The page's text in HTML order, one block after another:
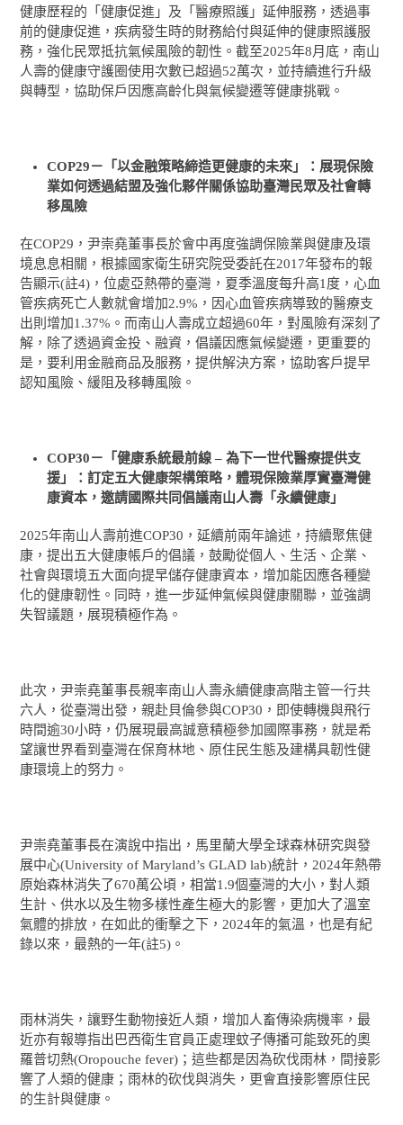
健康歷程的「健康促進」及「醫療照護」延伸服務，透過事
前的健康促進，疾病發生時的財務給付與延伸的健康照護服
務，強化民眾抵抗氣候風險的韌性。截至2025年8月底，南山
人壽的健康守護圈使用次數已超過52萬次，並持續進行升級
與轉型，協助保戶因應高齡化與氣候變遷等健康挑戰。
COP29－「以金融策略締造更健康的未來」：展現保險
業如何透過結盟及強化夥伴關係協助臺灣民眾及社會轉
移風險
在COP29，尹崇堯董事長於會中再度強調保險業與健康及環
境息息相關，根據國家衛生研究院受委託在2017年發布的報
告顯示(註4)，位處亞熱帶的臺灣，夏季溫度每升高1度，心血
管疾病死亡人數就會增加2.9%，因心血管疾病導致的醫療支
出則增加1.37%。而南山人壽成立超過60年，對風險有深刻了
解，除了透過資金投、融資，倡議因應氣候變遷，更重要的
是，要利用金融商品及服務，提供解決方案，協助客戶提早
認知風險、緩阻及移轉風險。
COP30－「健康系統最前線 – 為下一世代醫療提供支
援」：訂定五大健康架構策略，體現保險業厚實臺灣健
康資本，邀請國際共同倡議南山人壽「永續健康」
2025年南山人壽前進COP30，延續前兩年論述，持續聚焦健
康，提出五大健康帳戶的倡議，鼓勵從個人、生活、企業、
社會與環境五大面向提早儲存健康資本，增加能因應各種變
化的健康韌性。同時，進一步延伸氣候與健康關聯，並強調
失智議題，展現積極作為。
此次，尹崇堯董事長親率南山人壽永續健康高階主管一行共
六人，從臺灣出發，親赴貝倫參與COP30，即使轉機與飛行
時間逾30小時，仍展現最高誠意積極參加國際事務，就是希
望讓世界看到臺灣在保育林地、原住民生態及建構具韌性健
康環境上的努力。
尹崇堯董事長在演說中指出，馬里蘭大學全球森林研究與發
展中心(University of Maryland’s GLAD lab)統計，2024年熱帶
原始森林消失了670萬公頃，相當1.9個臺灣的大小，對人類
生計、供水以及生物多樣性產生極大的影響，更加大了溫室
氣體的排放，在如此的衝擊之下，2024年的氣溫，也是有紀
錄以來，最熱的一年(註5)。
雨林消失，讓野生動物接近人類，增加人畜傳染病機率，最
近亦有報導指出巴西衛生官員正處理蚊子傳播可能致死的奧
羅普切熱(Oropouche fever)；這些都是因為砍伐雨林，間接影
響了人類的健康；雨林的砍伐與消失，更會直接影響原住民
的生計與健康。